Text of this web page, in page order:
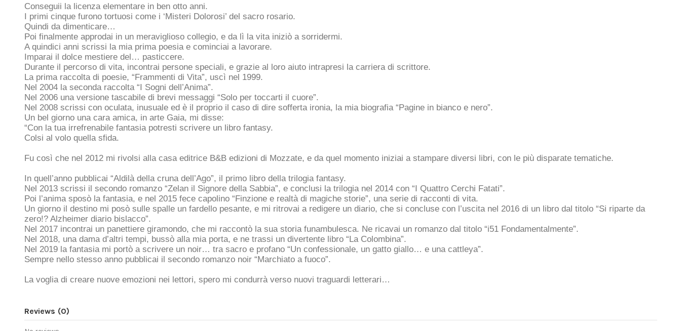
Conseguii la licenza elementare in ben otto anni.
I primi cinque furono tortuosi come i ‘Misteri Dolorosi’ del sacro rosario.
Quindi da dimenticare…
Poi finalmente approdai in un meraviglioso collegio, e da lì la vita iniziò a sorridermi.
A quindici anni scrissi la mia prima poesia e cominciai a lavorare.
Imparai il dolce mestiere del… pasticcere.
Durante il percorso di vita, incontrai persone speciali, e grazie al loro aiuto intrapresi la carriera di scrittore.
La prima raccolta di poesie, “Frammenti di Vita”, uscì nel 1999.
Nel 2004 la seconda raccolta “I Sogni dell’Anima”.
Nel 2006 una versione tascabile di brevi messaggi “Solo per toccarti il cuore”.
Nel 2008 scrissi con oculata, inusuale ed è il proprio il caso di dire sofferta ironia, la mia biografia “Pagine in bianco e nero”.
Un bel giorno una cara amica, in arte Gaia, mi disse:
“Con la tua irrefrenabile fantasia potresti scrivere un libro fantasy.
Colsi al volo quella sfida.
Fu così che nel 2012 mi rivolsi alla casa editrice B&B edizioni di Mozzate, e da quel momento iniziai a stampare diversi libri, con le più disparate tematiche.
In quell’anno pubblicai “Aldilà della cruna dell’Ago”, il primo libro della trilogia fantasy.
Nel 2013 scrissi il secondo romanzo “Zelan il Signore della Sabbia”, e conclusi la trilogia nel 2014 con “I Quattro Cerchi Fatati”.
Poi l’anima sposò la fantasia, e nel 2015 fece capolino “Finzione e realtà di magiche storie”, una serie di racconti di vita.
Un giorno il destino mi posò sulle spalle un fardello pesante, e mi ritrovai a redigere un diario, che si concluse con l’uscita nel 2016 di un libro dal titolo “Si riparte da
zero!? Alzheimer diario bislacco”.
Nel 2017 incontrai un panettiere giramondo, che mi raccontò la sua storia funambulesca. Ne ricavai un romanzo dal titolo “i51 Fondamentalmente”.
Nel 2018, una dama d’altri tempi, bussò alla mia porta, e ne trassi un divertente libro “La Colombina”.
Nel 2019 la fantasia mi portò a scrivere un noir… tra sacro e profano “Un confessionale, un gatto giallo… e una cattleya”.
Sempre nello stesso anno pubblicai il secondo romanzo noir “Marchiato a fuoco”.
La voglia di creare nuove emozioni nei lettori, spero mi condurrà verso nuovi traguardi letterari…
Reviews (0)